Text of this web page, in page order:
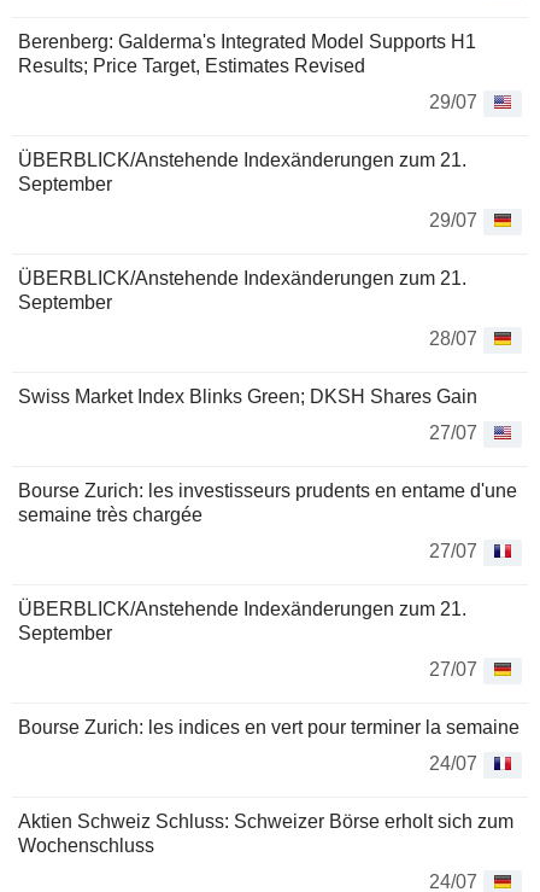
Berenberg: Galderma's Integrated Model Supports H1
Results; Price Target, Estimates Revised
29/07
ÜBERBLICK/Anstehende Indexänderungen zum 21.
September
29/07
ÜBERBLICK/Anstehende Indexänderungen zum 21.
September
28/07
Swiss Market Index Blinks Green; DKSH Shares Gain
27/07
Bourse Zurich: les investisseurs prudents en entame d'une
semaine très chargée
27/07
ÜBERBLICK/Anstehende Indexänderungen zum 21.
September
27/07
Bourse Zurich: les indices en vert pour terminer la semaine
24/07
Aktien Schweiz Schluss: Schweizer Börse erholt sich zum
Wochenschluss
24/07